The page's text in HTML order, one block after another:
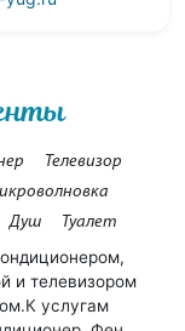
Телевизор
Душ Туалет
и телевизором
услугам